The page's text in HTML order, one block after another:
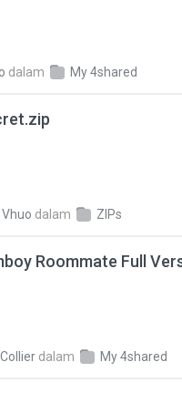
dalam My 4shared
dalam ZIPs
Roommate Full
dalam My 4shared